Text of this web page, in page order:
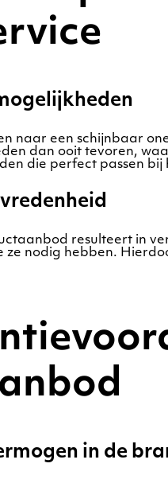
naar een schijnbaar
dan ooit tevoren,
die perfect passen
resulteert in
ze nodig hebben.
in de